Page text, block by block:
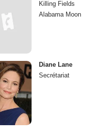
Killing Fields
Alabama Moon
Diane Lane
Secrétariat